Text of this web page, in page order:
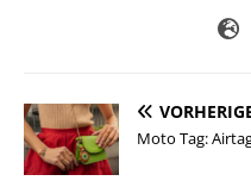
Moto Tag: